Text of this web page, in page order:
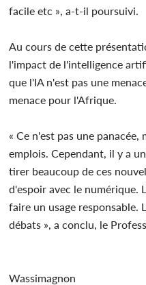
facile etc », a-t-il poursuivi.
Au cours de cette
l'impact de l'intelligence
que l'IA n'est pas une
menace pour l'Afrique.
« Ce n'est pas une
emplois. Cependant, il y a
tirer beaucoup de ces
d'espoir avec le numérique.
faire un usage responsable.
débats », a conclu, le
Wassimagnon